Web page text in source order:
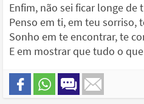
Enfim, não sei ficar longe de
Penso em ti, em teu sorriso,
Sonho em te encontrar, te
E em mostrar que tudo o